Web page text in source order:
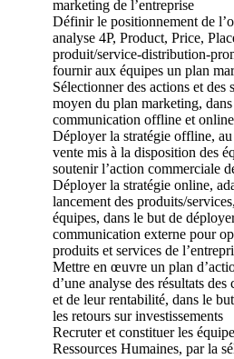
marketing de l’entreprise
Définir le positionnement de
analyse 4P, Product, Price,
produit/service-distribution-
fournir aux équipes un plan
Sélectionner des actions et des
moyen du plan marketing,
communication offline et online
Déployer la stratégie offline, au
vente mis à la disposition des
soutenir l’action commerciale
Déployer la stratégie online,
lancement des produits/
équipes, dans le but de
communication externe pour
produits et services de
Mettre en œuvre un plan
d’une analyse des résultats
et de leur rentabilité, dans le
les retours sur investissements
Recruter et constituer les
Ressources Humaines, par la